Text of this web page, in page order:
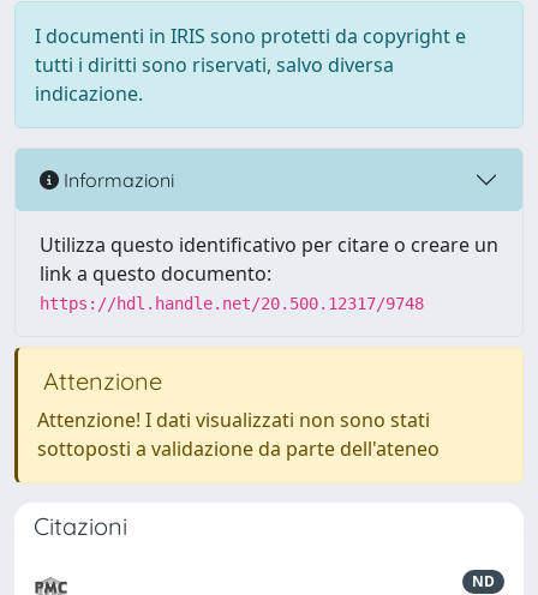
I documenti in IRIS sono protetti da copyright e
tutti i diritti sono riservati, salvo diversa
indicazione.
Informazioni
Utilizza questo identificativo per citare o creare un
link a questo documento:
https://hdl.handle.net/20.500.12317/9748
Attenzione
Attenzione! I dati visualizzati non sono stati
sottoposti a validazione da parte dell'ateneo
Citazioni
ND